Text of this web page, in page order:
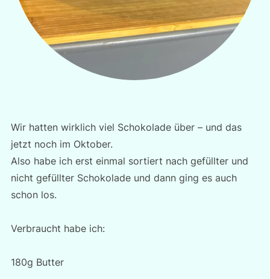
Wir hatten wirklich viel Schokolade über – und das
jetzt noch im Oktober.
Also habe ich erst einmal sortiert nach gefüllter und
nicht gefüllter Schokolade und dann ging es auch
schon los.
Verbraucht habe ich:
180g Butter